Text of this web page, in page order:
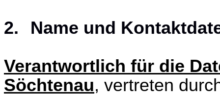
2.
Name und
Verantwortlich für die
Söchtenau, vertreten